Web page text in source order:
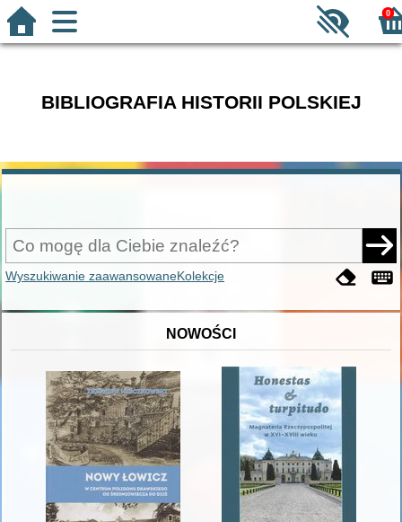
0
BIBLIOGRAFIA HISTORII POLSKIEJ
Wyszukiwanie zaawansowaneKolekcje
NOWOŚCI